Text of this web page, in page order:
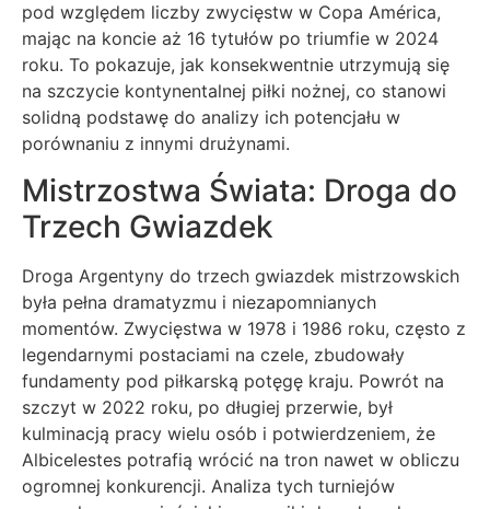
pod względem liczby zwycięstw w Copa América,
mając na koncie aż 16 tytułów po triumfie w 2024
roku. To pokazuje, jak konsekwentnie utrzymują się
na szczycie kontynentalnej piłki nożnej, co stanowi
solidną podstawę do analizy ich potencjału w
porównaniu z innymi drużynami.
Mistrzostwa Świata: Droga do
Trzech Gwiazdek
Droga Argentyny do trzech gwiazdek mistrzowskich
była pełna dramatyzmu i niezapomnianych
momentów. Zwycięstwa w 1978 i 1986 roku, często z
legendarnymi postaciami na czele, zbudowały
fundamenty pod piłkarską potęgę kraju. Powrót na
szczyt w 2022 roku, po długiej przerwie, był
kulminacją pracy wielu osób i potwierdzeniem, że
Albicelestes potrafią wrócić na tron nawet w obliczu
ogromnej konkurencji. Analiza tych turniejów